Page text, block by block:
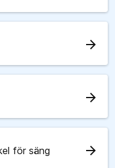
arrow_forward
arrow_forward
för säng arrow_forward